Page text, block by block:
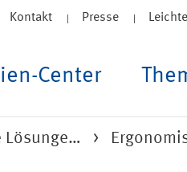
Kontakt Presse
Center
Lösunge…